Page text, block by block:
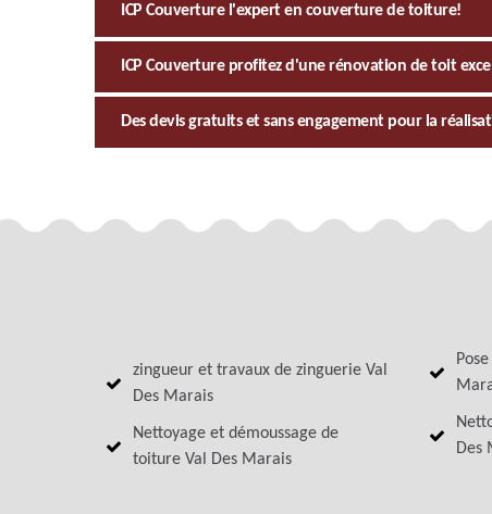
ICP Couverture l'expert en couverture de toiture!
ICP Couverture profitez d'une rénovation de toit
Des devis gratuits et sans engagement pour la
zingueur et travaux de zinguerie Val
Des Marais
Nettoyage et démoussage de
toiture Val Des Marais
Des